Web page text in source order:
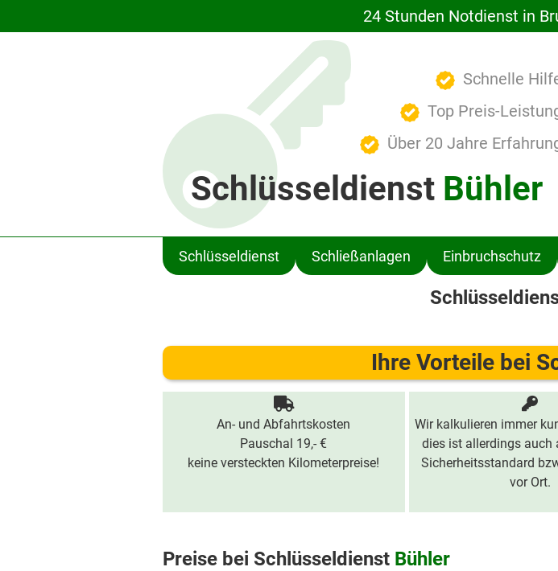
24 Stunden Notdienst in
Schnelle
Top Preis-
Über 20 Jahre
Schlüsseldienst Bühler
Schlüsseldienst Schließanlagen Einbruchschutz
Ihre Vorteile bei
An- und Abfahrtskosten
Pauschal 19,- €
keine versteckten Kilometerpreise!
Wir kalkulieren immer
dies ist allerdings auch
Sicherheitsstandard
vor Ort.
Preise bei Schlüsseldienst Bühler